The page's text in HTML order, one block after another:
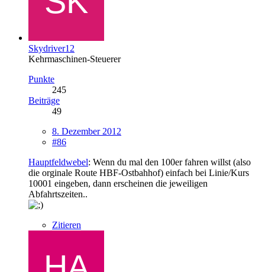
Skydriver12
Kehrmaschinen-Steuerer
Punkte
245
Beiträge
49
8. Dezember 2012
#86
Hauptfeldwebel: Wenn du mal den 100er fahren willst (also
die orginale Route HBF-Ostbahhof) einfach bei Linie/Kurs
10001 eingeben, dann erscheinen die jeweiligen
Abfahrtszeiten..
Zitieren